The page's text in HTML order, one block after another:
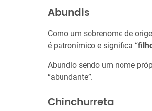
Abundis
Como um sobrenome de
é patronímico e significa “
Abundio sendo um nome
“abundante”.
Chinchurreta